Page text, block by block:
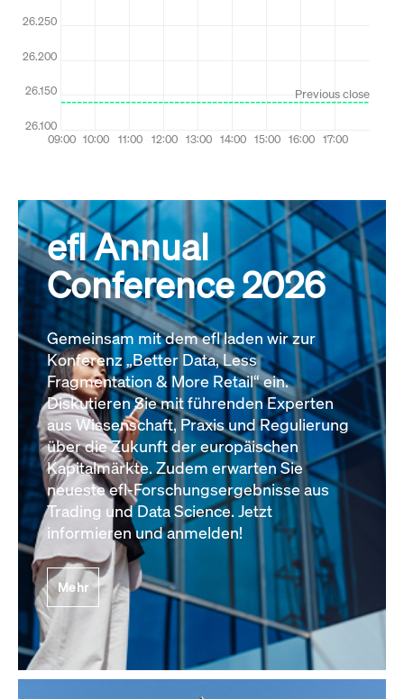
efl Annual
Conference 2026
Gemeinsam mit dem efl laden wir zur
Konferenz „Better Data, Less
Fragmentation & More Retail“ ein.
Diskutieren Sie mit führenden Experten
aus Wissenschaft, Praxis und Regulierung
über die Zukunft der europäischen
Kapitalmärkte. Zudem erwarten Sie
neueste efl-Forschungsergebnisse aus
Trading und Data Science. Jetzt
informieren und anmelden!
Mehr